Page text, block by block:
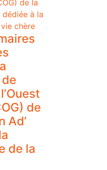
de
Ad’
de la